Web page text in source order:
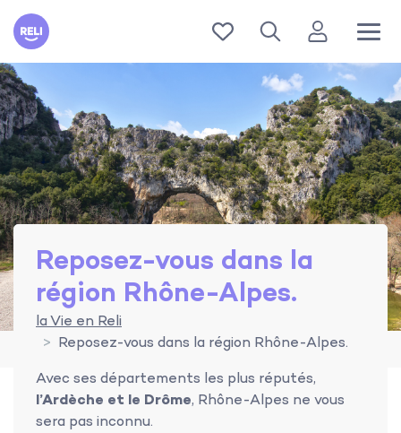
Reli
Reposez-vous dans la
région Rhône-Alpes.
la Vie en Reli
Reposez-vous dans la région Rhône-Alpes.
Avec ses départements les plus réputés,
l’Ardèche et le Drôme, Rhône-Alpes ne vous
sera pas inconnu.